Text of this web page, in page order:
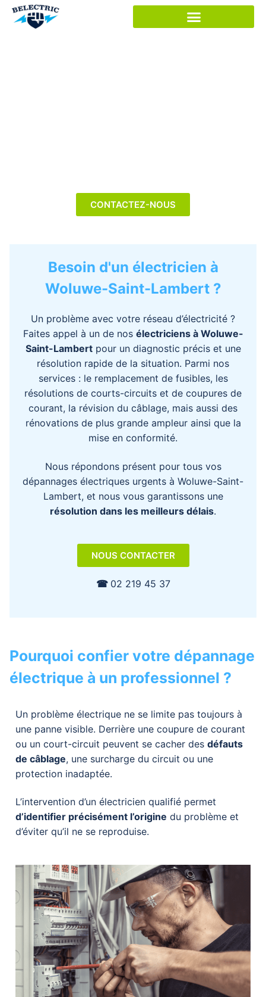
Panneau de gestion des cookies
CONTACTEZ-NOUS
Besoin d'un électricien à
Woluwe-Saint-Lambert ?
Un problème avec votre réseau d’électricité ?
Faites appel à un de nos électriciens à Woluwe-
Saint-Lambertpour un diagnostic précis et une
résolution rapide de la situation. Parmi nos
services : le remplacement de fusibles, les
résolutions de courts-circuits et de coupures de
courant, la révision du câblage, mais aussi des
rénovations de plus grande ampleur ainsi que la
mise en conformité.
Nous répondons présent pour tous vos
dépannages électriques urgents à Woluwe-Saint-
Lambert, et nous vous garantissons une
résolution dans les meilleurs délais.
NOUS CONTACTER
☎︎ 02 219 45 37
Pourquoi confier votre dépannage
électrique à un professionnel ?
Un problème électrique ne se limite pas toujours à
une panne visible. Derrière une coupure de courant
ou un court-circuit peuvent se cacher des défauts
de câblage, une surcharge du circuit ou une
protection inadaptée.
L’intervention d’un électricien qualifié permet
d’identifier précisément l’origine du problème et
d’éviter qu’il ne se reproduise.